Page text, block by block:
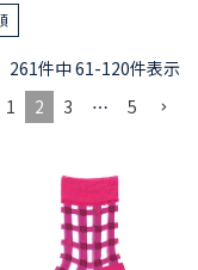
261件中61-120件表示
1
2 3 … 5